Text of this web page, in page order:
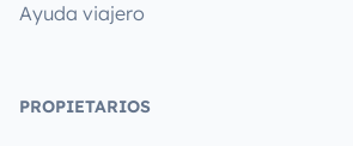
Ayuda viajero
PROPIETARIOS